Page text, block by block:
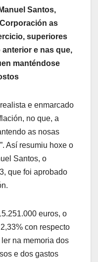
Santos,
as
superiores
e nas que,
manténdose
e enmarcado
no que, a
as nosas
Así resumiu hoxe o
Santos, o
que foi aprobado
euros, o
con respecto
na memoria dos
e dos gastos